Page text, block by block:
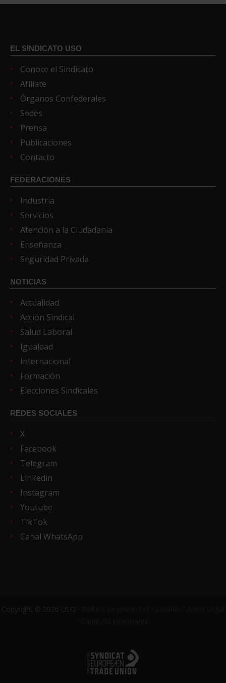
EL SINDICATO USO
Conoce el Sindicato
Afíliate
Órganos Confederales
Sedes
Prensa
Publicaciones
Contacto
FEDERACIONES
Industria
Servicios
Atención a la Ciudadanía
Enseñanza
Seguridad Privada
NOTICIAS
Actualidad
Acción Sindical
Salud Laboral
Igualdad
Internacional
Formación
Elecciones Sindicales
REDES SOCIALES
X
Facebook
Telegram
Linkedin
Instagram
Youtube
TikTok
Canal WhatsApp
Copyright © 2026 USO ·